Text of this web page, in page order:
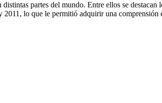
partes del mundo. Entre ellos se destacan
lo que le permitió adquirir una comprensión